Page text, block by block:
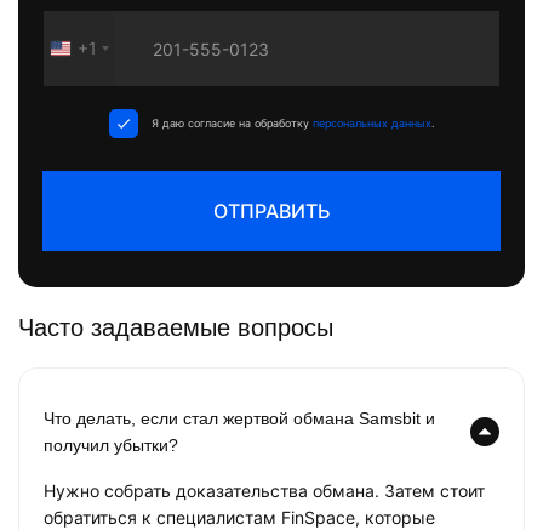
United
+1
Я даю согласие на обработку персональных данных.
ОТПРАВИТЬ
Часто задаваемые вопросы
Что делать, если стал жертвой обмана Samsbit и
получил убытки?
Нужно собрать доказательства обмана. Затем стоит
обратиться к специалистам FinSpace, которые